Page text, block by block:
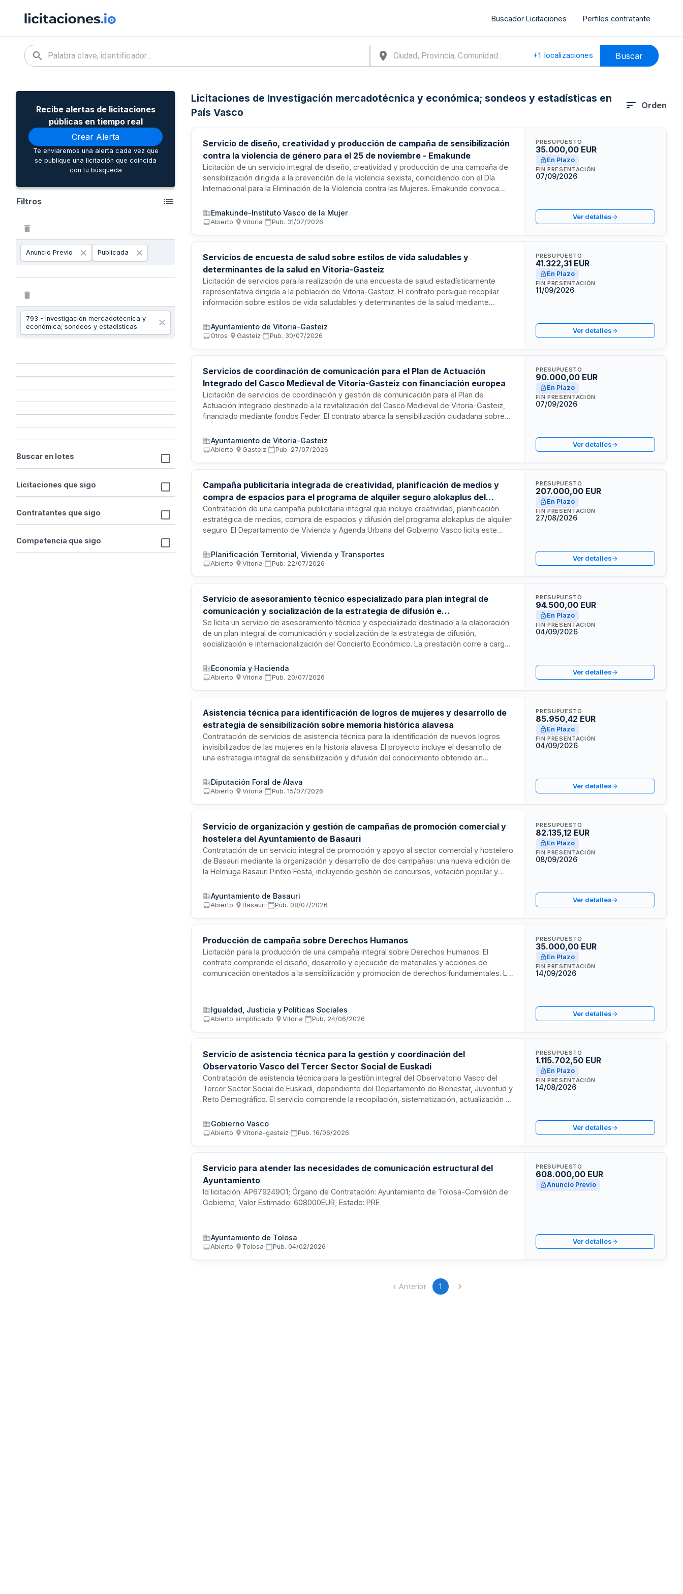
Buscador Licitaciones Perfiles contratante
+1 localizaciones Buscar
Recibe alertas de licitaciones
públicas en tiempo real
Crear Alerta
Te enviaremos una alerta cada vez que
se publique una licitación que coincida
con tu búsqueda
Filtros
Anuncio Previo Publicada
793 - Investigación mercadotécnica y
económica; sondeos y estadísticas
Buscar en lotes
Licitaciones que sigo
Contratantes que sigo
Competencia que sigo
Licitaciones de Investigación mercadotécnica y económica; sondeos y estadísticas en
País Vasco
Orden
Servicio de diseño, creatividad y producción de campaña de sensibilización
contra la violencia de género para el 25 de noviembre - Emakunde
Licitación de un servicio integral de diseño, creatividad y producción de una campaña de
sensibilización dirigida a la prevención de la violencia sexista, coincidiendo con el Día
Internacional para la Eliminación de la Violencia contra las Mujeres. Emakunde convoca
originales de campaña susceptibles de adaptación a diferentes medios y sesiones de
formación y sensibilización.
Emakunde-Instituto Vasco de la Mujer
Abierto· Vitoria· Pub. 31/07/2026
PRESUPUESTO
35.000,00 EUR
En Plazo
FIN PRESENTACIÓN
07/09/2026
Ver detalles
Servicios de encuesta de salud sobre estilos de vida saludables y
determinantes de la salud en Vitoria-Gasteiz
Licitación de servicios para la realización de una encuesta de salud estadísticamente
representativa dirigida a la población de Vitoria-Gasteiz. El contrato persigue recopilar
información sobre estilos de vida saludables y determinantes de la salud mediante
servicios bajo procedimiento abierto supersimplificado, requiriendo empresas con
experiencia en estudios epidemiológicos, encuestas sanitarias y metodología estadística.
Ayuntamiento de Vitoria-Gasteiz
Otros· Gasteiz· Pub. 30/07/2026
PRESUPUESTO
41.322,31 EUR
En Plazo
FIN PRESENTACIÓN
11/09/2026
Ver detalles
Servicios de coordinación de comunicación para el Plan de Actuación
Integrado del Casco Medieval de Vitoria-Gasteiz con financiación europea
Licitación de servicios de coordinación y gestión de comunicación para el Plan de
Actuación Integrado destinado a la revitalización del Casco Medieval de Vitoria-Gasteiz,
financiado mediante fondos Feder. El contrato abarca la sensibilización ciudadana sobre
inversión de recursos públicos, y la producción de materiales comunicativos adaptados a
diferentes soportes. La duración es de cuarenta y ocho meses desde la formalización del
Ayuntamiento de Vitoria-Gasteiz
Abierto· Gasteiz· Pub. 27/07/2026
PRESUPUESTO
90.000,00 EUR
En Plazo
FIN PRESENTACIÓN
07/09/2026
Ver detalles
Campaña publicitaria integrada de creatividad, planificación de medios y
compra de espacios para el programa de alquiler seguro alokaplus del
Gobierno Vasco
Contratación de una campaña publicitaria integral que incluye creatividad, planificación
estratégica de medios, compra de espacios y difusión del programa alokaplus de alquiler
seguro. El Departamento de Vivienda y Agenda Urbana del Gobierno Vasco licita este
múltiples soportes y evaluación de resultados, con entrega de materiales en ambas
lenguas cooficiales.
Planificación Territorial, Vivienda y Transportes
Abierto· Vitoria· Pub. 22/07/2026
PRESUPUESTO
207.000,00 EUR
En Plazo
FIN PRESENTACIÓN
27/08/2026
Ver detalles
Servicio de asesoramiento técnico especializado para plan integral de
comunicación y socialización de la estrategia de difusión e
internacionalización del Concierto Económico - Gobierno Vasco
Se licita un servicio de asesoramiento técnico y especializado destinado a la elaboración
de un plan integral de comunicación y socialización de la estrategia de difusión,
socialización e internacionalización del Concierto Económico. La prestación corre a cargo
coordinación de campañas y acciones comunicativas, asegurando coherencia entre
iniciativas, así como la presentación trimestral de memorias justificativas de trabajos
Economía y Hacienda
Abierto· Vitoria· Pub. 20/07/2026
PRESUPUESTO
94.500,00 EUR
En Plazo
FIN PRESENTACIÓN
04/09/2026
Ver detalles
Asistencia técnica para identificación de logros de mujeres y desarrollo de
estrategia de sensibilización sobre memoria histórica alavesa
Contratación de servicios de asistencia técnica para la identificación de nuevos logros
invisibilizados de las mujeres en la historia alavesa. El proyecto incluye el desarrollo de
una estrategia integral de sensibilización y difusión del conocimiento obtenido en
e imaginario colectivo sobre la historia de Álava. Los servicios técnicos serán coordinados
por el Servicio de Igualdad, Cooperación e Interculturalidad.
Diputación Foral de Álava
Abierto· Vitoria· Pub.15/07/2026
PRESUPUESTO
85.950,42 EUR
En Plazo
FIN PRESENTACIÓN
04/09/2026
Ver detalles
Servicio de organización y gestión de campañas de promoción comercial y
hostelera del Ayuntamiento de Basauri
Contratación de un servicio integral de promoción y apoyo al sector comercial y hostelero
de Basauri mediante la organización y desarrollo de dos campañas: una nueva edición de
la Helmuga Basauri Pintxo Festa, incluyendo gestión de concursos, votación popular y
adjudicatario gestionará contacto con establecimientos, elaboración de bases, selección
de jurado, mecánica de votación, premios y actividades de animación en zonas
Ayuntamiento de Basauri
Abierto· Basauri· Pub. 08/07/2026
PRESUPUESTO
82.135,12 EUR
En Plazo
FIN PRESENTACIÓN
08/09/2026
Ver detalles
Producción de campaña sobre Derechos Humanos
Licitación para la producción de una campaña integral sobre Derechos Humanos. El
contrato comprende el diseño, desarrollo y ejecución de materiales y acciones de
comunicación orientados a la sensibilización y promoción de derechos fundamentales. La
personales y materiales suficientes para garantizar la calidad y alcance de la iniciativa.
Igualdad, Justicia y Políticas Sociales
Abierto simplificado· Vitoria· Pub. 24/06/2026
PRESUPUESTO
35.000,00 EUR
En Plazo
FIN PRESENTACIÓN
14/09/2026
Ver detalles
Servicio de asistencia técnica para la gestión y coordinación del
Observatorio Vasco del Tercer Sector Social de Euskadi
Contratación de asistencia técnica para la gestión integral del Observatorio Vasco del
Tercer Sector Social de Euskadi, dependiente del Departamento de Bienestar, Juventud y
Reto Demográfico. El servicio comprende la recopilación, sistematización, actualización y
estables con libros blancos cuatrienales y barómetros bienales, proyectos de
investigación temática anual, informes de seguimiento mensual y evaluación de
Gobierno Vasco
Abierto· Vitoria-gasteiz· Pub.16/06/2026
PRESUPUESTO
1.115.702,50 EUR
En Plazo
FIN PRESENTACIÓN
14/08/2026
Ver detalles
Servicio para atender las necesidades de comunicación estructural del
Ayuntamiento
Id licitación: AP679249O1; Órgano de Contratación: Ayuntamiento de Tolosa-Comisión de
Gobierno; Valor Estimado: 608000EUR; Estado: PRE
Ayuntamiento de Tolosa
Abierto· Tolosa· Pub. 04/02/2026
PRESUPUESTO
608.000,00 EUR
Anuncio Previo
Ver detalles
Anterior 1